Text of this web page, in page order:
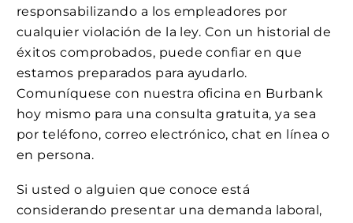
responsabilizando a los empleadores por
cualquier violación de la ley. Con un historial de
éxitos comprobados, puede confiar en que
estamos preparados para ayudarlo.
Comuníquese con nuestra oficina en Burbank
hoy mismo para una consulta gratuita, ya sea
por teléfono, correo electrónico, chat en línea o
en persona.
Si usted o alguien que conoce está
considerando presentar una demanda laboral,